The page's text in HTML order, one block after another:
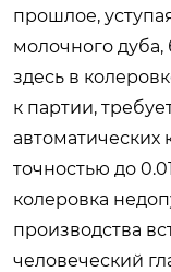
прошлое,
молочного дуба,
здесь в
к партии,
автоматических
точностью до
колеровка
производства
человеческий